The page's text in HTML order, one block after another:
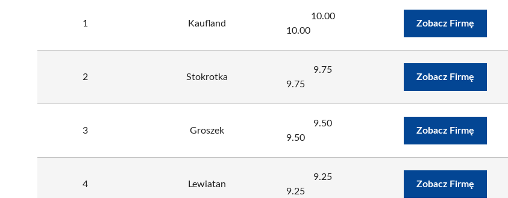
1 Kaufland
10.00
10.00
Zobacz Firmę
2 Stokrotka
9.75
9.75
Zobacz Firmę
3 Groszek
9.50
9.50
Zobacz Firmę
4 Lewiatan
9.25
9.25
Zobacz Firmę